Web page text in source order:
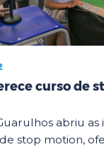
curso de
abriu as
stop motion,